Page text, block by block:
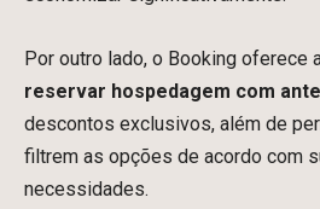
Por outro lado, o Booking oferece
reservar hospedagem com
descontos exclusivos, além de
filtrem as opções de acordo com
necessidades.